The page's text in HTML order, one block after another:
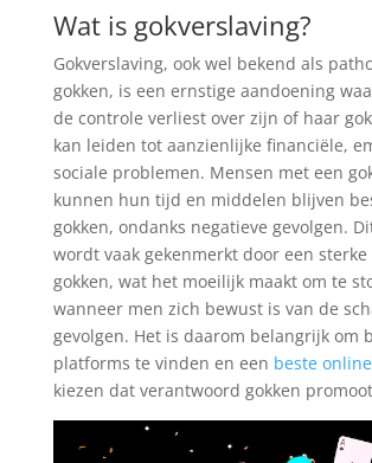
Wat is gokverslaving?
Gokverslaving, ook wel bekend als
gokken, is een ernstige aandoening
de controle verliest over zijn of haar
kan leiden tot aanzienlijke financiële,
sociale problemen. Mensen met een
kunnen hun tijd en middelen blijven
gokken, ondanks negatieve gevolgen.
wordt vaak gekenmerkt door een
gokken, wat het moeilijk maakt om te
wanneer men zich bewust is van de
gevolgen. Het is daarom belangrijk om
platforms te vinden en een beste
kiezen dat verantwoord gokken